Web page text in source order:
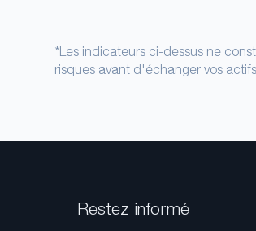
*Les indicateurs ci-dessus ne
risques avant d'échanger vos
Restez informé